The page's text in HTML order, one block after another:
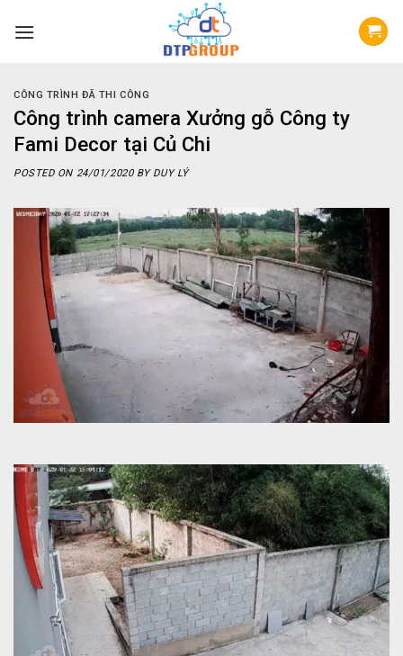
CÔNG TRÌNH ĐÃ THI CÔNG
Công trình camera Xưởng gỗ Công ty
Fami Decor tại Củ Chi
POSTED ON 24/01/2020BY DUY LÝ